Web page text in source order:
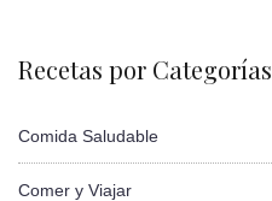
Recetas por Categorías
Comida Saludable
Comer y Viajar